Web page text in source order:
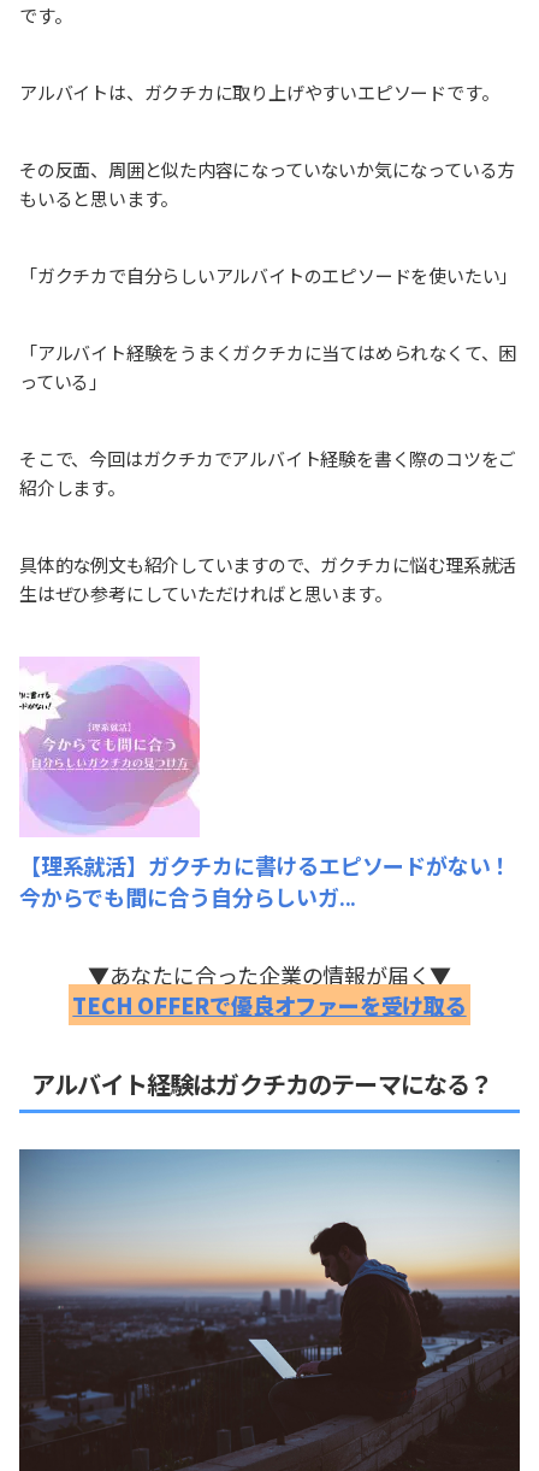
です。
アルバイトは、ガクチカに取り上げやすいエピソードです。
その反面、周囲と似た内容になっていないか気になっている方
もいると思います。
「ガクチカで自分らしいアルバイトのエピソードを使いたい」
「アルバイト経験をうまくガクチカに当てはめられなくて、困
っている」
そこで、今回はガクチカでアルバイト経験を書く際のコツをご
紹介します。
具体的な例文も紹介していますので、ガクチカに悩む理系就活
生はぜひ参考にしていただければと思います。
【理系就活】ガクチカに書けるエピソードがない！
今からでも間に合う自分らしいガ...
▼あなたに合った企業の情報が届く▼
TECH OFFERで優良オファーを受け取る
アルバイト経験はガクチカのテーマになる？